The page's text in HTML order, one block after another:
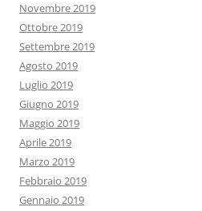
Novembre 2019
Ottobre 2019
Settembre 2019
Agosto 2019
Luglio 2019
Giugno 2019
Maggio 2019
Aprile 2019
Marzo 2019
Febbraio 2019
Gennaio 2019